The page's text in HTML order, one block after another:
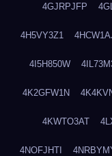
4GJRPJFP
4H5VY3Z1
4I5H850W
4K2GFW1N
4KWTO3AT
4NOFJHTI